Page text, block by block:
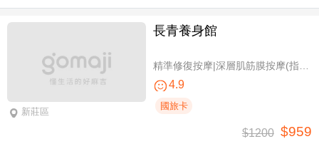
新莊區
長青養身館
精準修復按摩|深層肌筋膜按摩(指壓/指油壓 二選一)+(滑罐/舒刮 二選一)全程75分(手技75分)
4.9
國旅卡
$1200 $959